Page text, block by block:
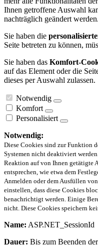
Ihnen getroffene Auswahl
nachträglich geändert werden.
Sie haben die
Seite betreten zu können,
Sie haben das Komfort-
auf das Element oder die
dieses per Auswahl zulassen.
Notwendig
Komfort
Personalisiert
Notwendig:
Diese Cookies sind zur Funktion
Systemen nicht deaktiviert
Reaktion auf von Ihnen getätigte
entsprechen, wie etwa dem
Anmelden oder dem Ausfüllen
einstellen, dass diese Cookies
benachrichtigt werden. Einige
nicht. Diese Cookies speichern
Name: ASP.NET_SessionId
Dauer: Bis zum Beenden